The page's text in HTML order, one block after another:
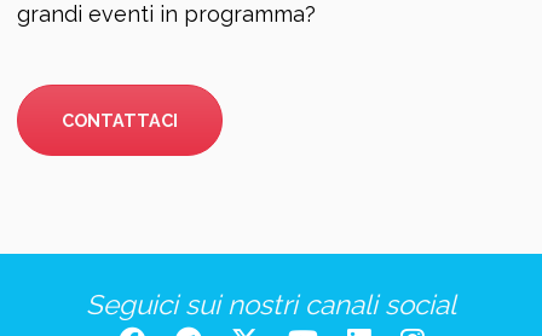
grandi eventi in programma?
CONTATTACI
Seguici sui nostri canali social